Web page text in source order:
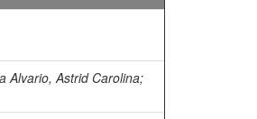
Alvario, Astrid Carolina;